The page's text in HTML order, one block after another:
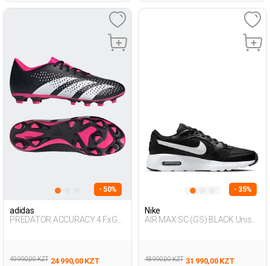
- 50%
adidas
PREDATOR ACCURACY.4 FxG
49 990,00 KZT 24 990,00 KZT
- 35%
Nike
AIR MAX SC (GS) BLACK Unisex
48 990,00 KZT 31 990,00 KZT